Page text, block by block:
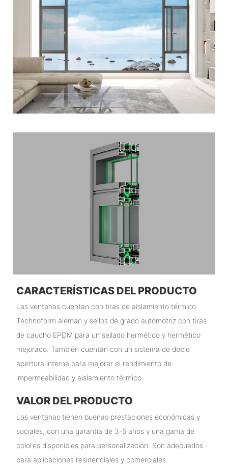
CARACTERÍSTICAS DEL PRODUCTO
Las ventanas cuentan con tiras de aislamiento térmico
Technoform alemán y sellos de grado automotriz con tiras
de caucho EPDM para un sellado hermético y hermético
mejorado. También cuentan con un sistema de doble
apertura interna para mejorar el rendimiento de
impermeabilidad y aislamiento térmico.
VALOR DEL PRODUCTO
Las ventanas tienen buenas prestaciones económicas y
sociales, con una garantía de 3-5 años y una gama de
colores disponibles para personalización. Son adecuados
para aplicaciones residenciales y comerciales.